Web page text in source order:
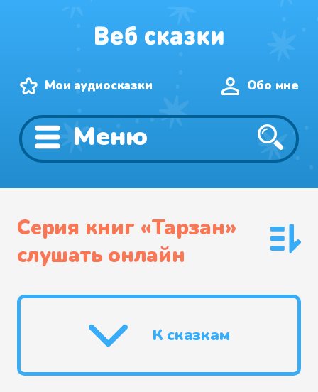
Мои аудиосказки Обо мне
Меню
Серия книг «Тарзан»
слушать онлайн
К сказкам